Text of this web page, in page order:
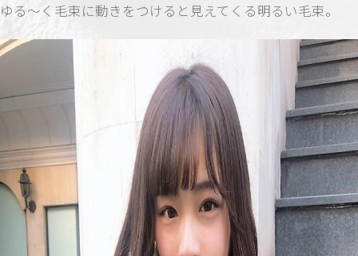
ゆる〜く毛束に動きをつけると見えてくる明るい毛束。